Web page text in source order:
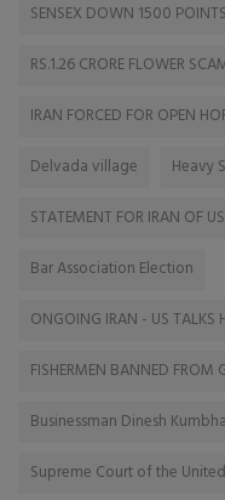
SENSEX DOWN 1500 POINTS
RS.1.26 CRORE FLOWER
IRAN FORCED FOR OPEN
Delvada village
Heavy
STATEMENT FOR IRAN OF
Bar Association Election
ONGOING IRAN - US TALKS
FISHERMEN BANNED FROM
Businessman Dinesh
Supreme Court of the